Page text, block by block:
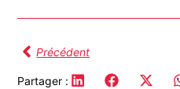
Précédent
Partager :